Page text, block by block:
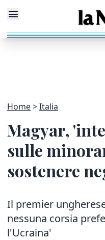
Home Italia
Magyar,
sulle
sostenere
Il premier
nessuna corsia
l'Ucraina'